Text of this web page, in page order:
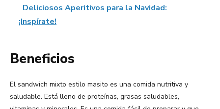
Deliciosos Aperitivos para la Navidad:
¡Inspírate!
Beneficios
El sandwich mixto estilo masito es una comida nutritiva y
saludable. Está lleno de proteínas, grasas saludables,